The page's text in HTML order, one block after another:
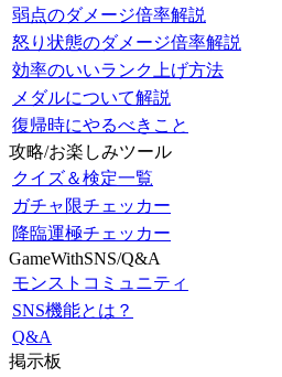
弱点のダメージ倍率解説
怒り状態のダメージ倍率解説
効率のいいランク上げ方法
メダルについて解説
復帰時にやるべきこと
攻略/お楽しみツール
クイズ＆検定一覧
ガチャ限チェッカー
降臨運極チェッカー
GameWithSNS/Q&A
モンストコミュニティ
SNS機能とは？
Q&A
掲示板